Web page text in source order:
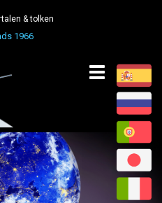
& tolken
1966
Toggle
navigation